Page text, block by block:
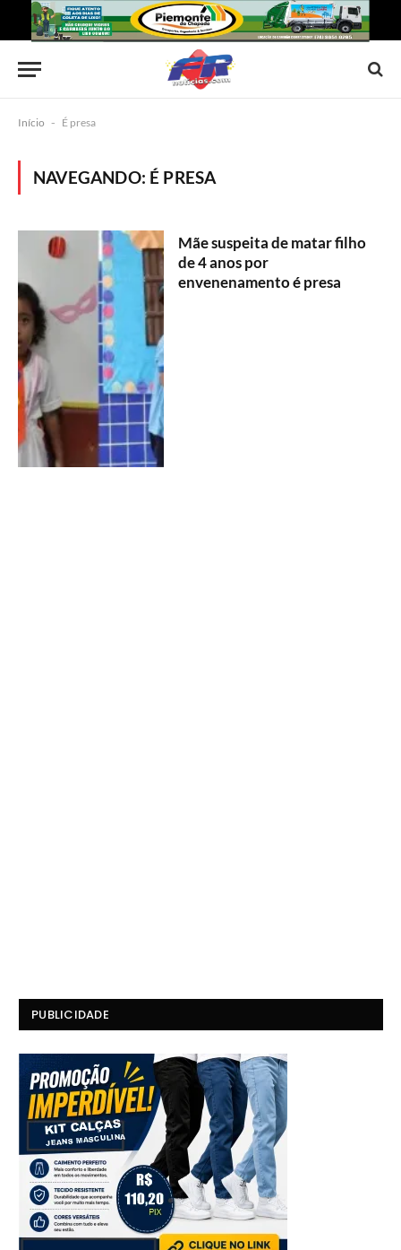
Início - É presa
NAVEGANDO: É PRESA
Mãe suspeita de matar filho
de 4 anos por
envenenamento é presa
PUBLICIDADE